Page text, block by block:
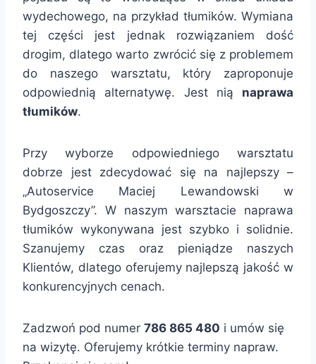
wydechowego, na przykład tłumików. Wymiana
tej części jest jednak rozwiązaniem dość
drogim, dlatego warto zwrócić się z problemem
do naszego warsztatu, który zaproponuje
odpowiednią alternatywę. Jest nią naprawa
tłumików.
Przy wyborze odpowiedniego warsztatu
dobrze jest zdecydować się na najlepszy –
„Autoservice Maciej Lewandowski w
Bydgoszczy”. W naszym warsztacie naprawa
tłumików wykonywana jest szybko i solidnie.
Szanujemy czas oraz pieniądze naszych
Klientów, dlatego oferujemy najlepszą jakość w
konkurencyjnych cenach.
Zadzwoń pod numer 786 865 480 i umów się
na wizytę. Oferujemy krótkie terminy napraw.